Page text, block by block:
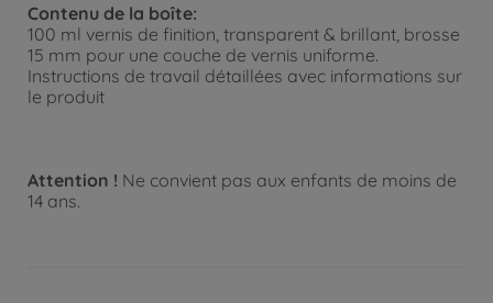
Contenu de la boîte:
100 ml vernis de finition, transparent & brillant, brosse
15 mm pour une couche de vernis uniforme.
Instructions de travail détaillées avec informations sur
le produit
Attention ! Ne convient pas aux enfants de moins de
14 ans.